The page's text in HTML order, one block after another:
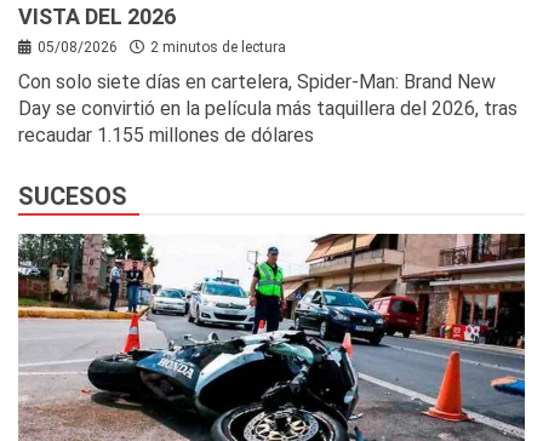
VISTA DEL 2026
05/08/2026 2 minutos de lectura
Con solo siete días en cartelera, Spider-Man: Brand New
Day se convirtió en la película más taquillera del 2026, tras
recaudar 1.155 millones de dólares
SUCESOS